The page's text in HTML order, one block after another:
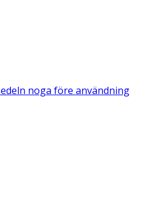
noga före användning